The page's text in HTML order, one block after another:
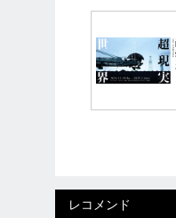
レコメンド